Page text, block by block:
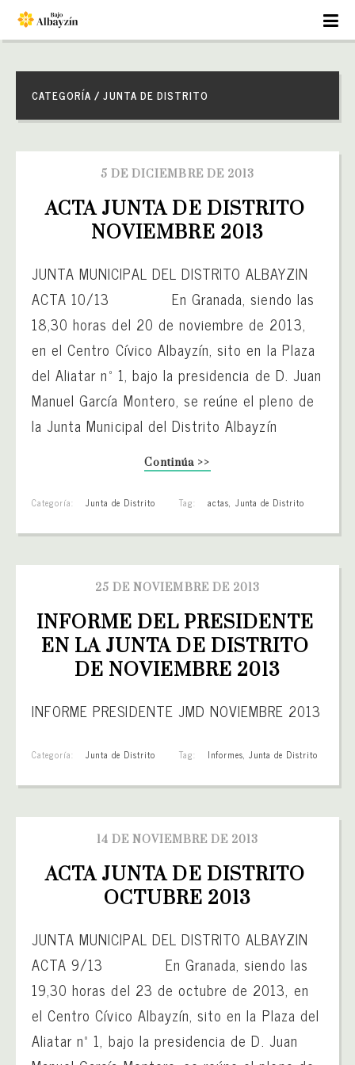
CATEGORÍA / JUNTA DE DISTRITO
5 DE DICIEMBRE DE 2013
ACTA JUNTA DE DISTRITO
NOVIEMBRE 2013
JUNTA MUNICIPAL DEL DISTRITO ALBAYZIN
ACTA 10/13 En Granada, siendo las
18,30 horas del 20 de noviembre de 2013,
en el Centro Cívico Albayzín, sito en la Plaza
del Aliatar nº 1, bajo la presidencia de D. Juan
Manuel García Montero, se reúne el pleno de
la Junta Municipal del Distrito Albayzín
Continúa >>
Categoría: Junta de Distrito Tag: actas, Junta de Distrito
25 DE NOVIEMBRE DE 2013
INFORME DEL PRESIDENTE
EN LA JUNTA DE DISTRITO
DE NOVIEMBRE 2013
INFORME PRESIDENTE JMD NOVIEMBRE 2013
Categoría: Junta de Distrito Tag: Informes, Junta de Distrito
14 DE NOVIEMBRE DE 2013
ACTA JUNTA DE DISTRITO
OCTUBRE 2013
JUNTA MUNICIPAL DEL DISTRITO ALBAYZIN
ACTA 9/13 En Granada, siendo las
19,30 horas del 23 de octubre de 2013, en
el Centro Cívico Albayzín, sito en la Plaza del
Aliatar nº 1, bajo la presidencia de D. Juan